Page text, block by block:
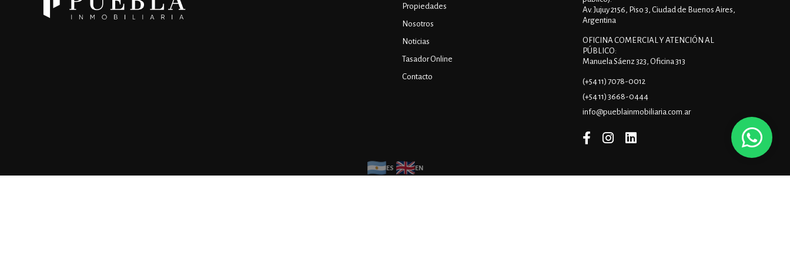
Propiedades
Nosotros
Noticias
Tasador Online
Contacto
Av. Jujuy 2156, Piso 3, Ciudad de Buenos Aires,
Argentina
OFICINA COMERCIAL Y ATENCIÓN AL
PÚBLICO:
Manuela Sáenz 323, Oficina 313
(+54 11) 7078-0012
(+54 11) 3668-0444
info@pueblainmobiliaria.com.ar
ES EN